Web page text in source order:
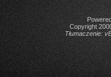
Copyright
Tłumaczenie: